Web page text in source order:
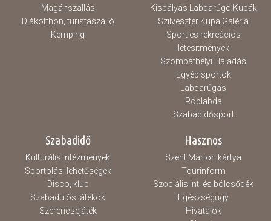
Magánszállás
Diákotthon, turistaszálló
Kemping
Kispályás Labdarúgó Kupák
Szilveszter Kupa Galéria
Sport és rekreációs
létesítmények
Szombathelyi Haladás
Egyéb sportok
Labdarúgás
Röplabda
Szabadidősport
Szabadidő
Kulturális intézmények
Sportolási lehetőségek
Disco, klub
Szabadulós játékok
Szerencsejáték
Hasznos
Szent Márton kártya
Tourinform
Szociális int. és bölcsődék
Egészségügy
Hivatalok